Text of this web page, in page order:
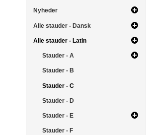
Nyheder
Alle stauder - Dansk
Alle stauder - Latin
Stauder - A
Stauder - B
Stauder - C
Stauder - D
Stauder - E
Stauder - F